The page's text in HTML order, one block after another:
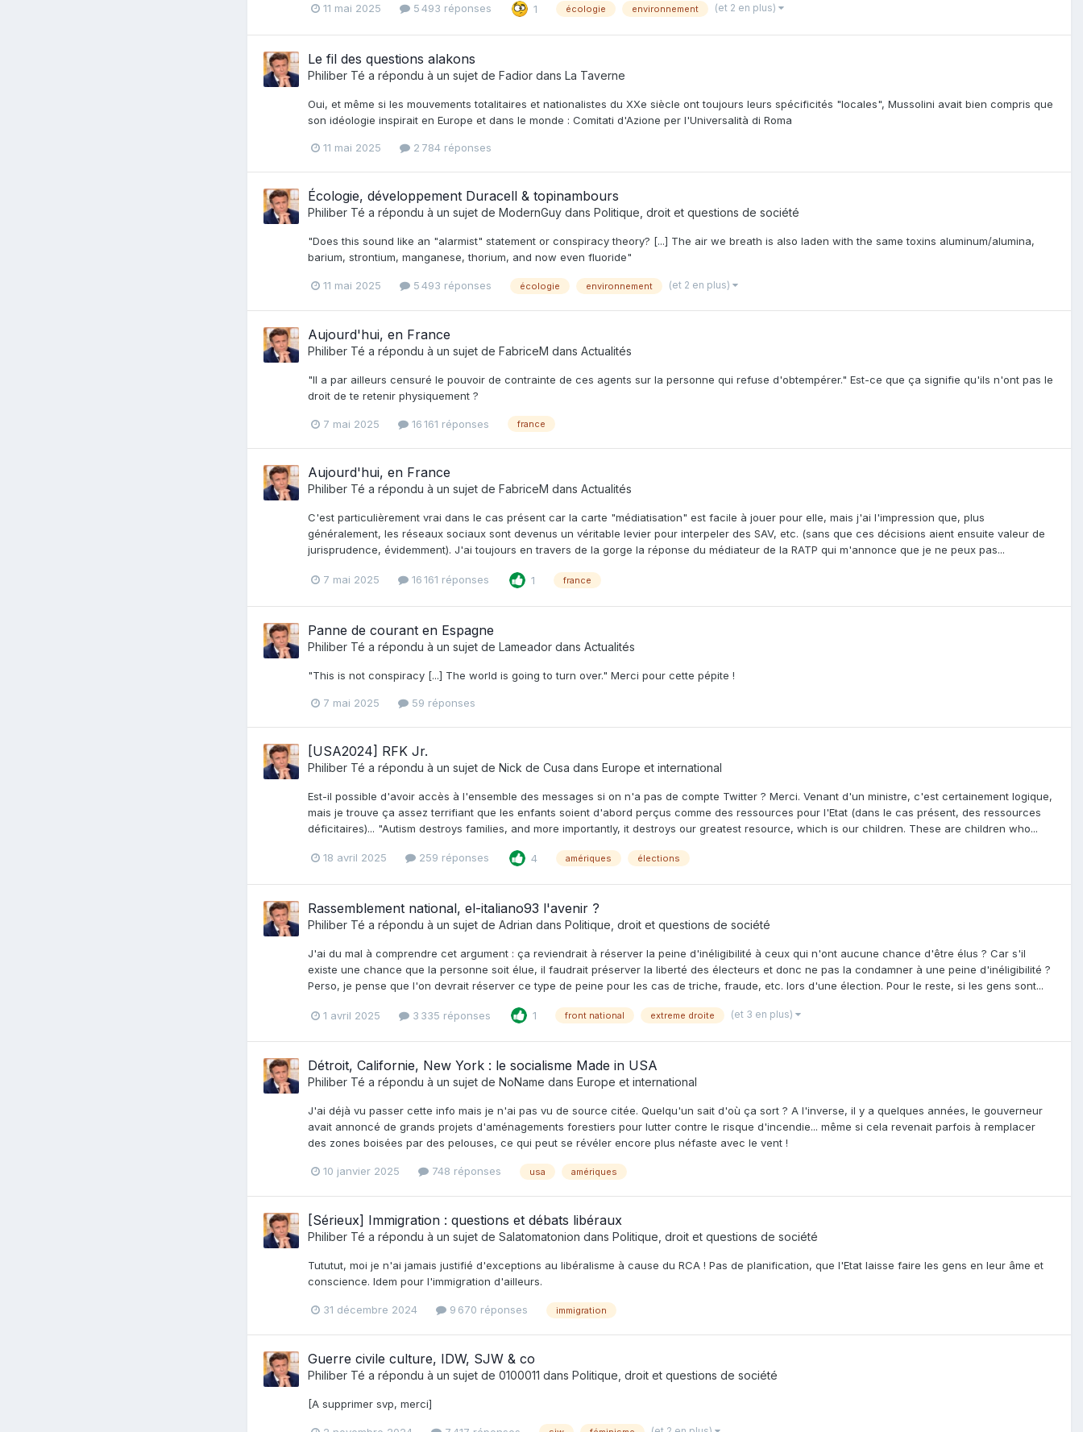
11 mai 2025 5 493 réponses 1 écologie environnement (et 2 en plus)
Le fil des questions alakons
Philiber Té a répondu à un sujet de Fadior dans La Taverne
Oui, et même si les mouvements totalitaires et nationalistes du XXe siècle ont toujours leurs spécificités "locales", Mussolini avait bien compris que
son idéologie inspirait en Europe et dans le monde : Comitati d'Azione per l'Universalità di Roma
11 mai 2025 2 784 réponses
Écologie, développement Duracell & topinambours
Philiber Té a répondu à un sujet de ModernGuy dans Politique, droit et questions de société
"Does this sound like an "alarmist" statement or conspiracy theory? [...] The air we breath is also laden with the same toxins aluminum/alumina,
barium, strontium, manganese, thorium, and now even fluoride"
11 mai 2025 5 493 réponses écologie environnement (et 2 en plus)
Aujourd'hui, en France
Philiber Té a répondu à un sujet de FabriceM dans Actualités
"Il a par ailleurs censuré le pouvoir de contrainte de ces agents sur la personne qui refuse d'obtempérer." Est-ce que ça signifie qu'ils n'ont pas le
droit de te retenir physiquement ?
7 mai 2025 16 161 réponses france
Aujourd'hui, en France
Philiber Té a répondu à un sujet de FabriceM dans Actualités
C'est particulièrement vrai dans le cas présent car la carte "médiatisation" est facile à jouer pour elle, mais j'ai l'impression que, plus
généralement, les réseaux sociaux sont devenus un véritable levier pour interpeler des SAV, etc. (sans que ces décisions aient ensuite valeur de
jurisprudence, évidemment). J'ai toujours en travers de la gorge la réponse du médiateur de la RATP qui m'annonce que je ne peux pas...
7 mai 2025 16 161 réponses 1 france
Panne de courant en Espagne
Philiber Té a répondu à un sujet de Lameador dans Actualités
"This is not conspiracy [...] The world is going to turn over." Merci pour cette pépite !
7 mai 2025 59 réponses
[USA2024] RFK Jr.
Philiber Té a répondu à un sujet de Nick de Cusa dans Europe et international
Est-il possible d'avoir accès à l'ensemble des messages si on n'a pas de compte Twitter ? Merci. Venant d'un ministre, c'est certainement logique,
mais je trouve ça assez terrifiant que les enfants soient d'abord perçus comme des ressources pour l'Etat (dans le cas présent, des ressources
déficitaires)... "Autism destroys families, and more importantly, it destroys our greatest resource, which is our children. These are children who...
18 avril 2025 259 réponses 4 amériques élections
Rassemblement national, el-italiano93 l'avenir ?
Philiber Té a répondu à un sujet de Adrian dans Politique, droit et questions de société
J'ai du mal à comprendre cet argument : ça reviendrait à réserver la peine d'inéligibilité à ceux qui n'ont aucune chance d'être élus ? Car s'il
existe une chance que la personne soit élue, il faudrait préserver la liberté des électeurs et donc ne pas la condamner à une peine d'inéligibilité ?
Perso, je pense que l'on devrait réserver ce type de peine pour les cas de triche, fraude, etc. lors d'une élection. Pour le reste, si les gens sont...
1 avril 2025 3 335 réponses 1 front national extreme droite (et 3 en plus)
Détroit, Californie, New York : le socialisme Made in USA
Philiber Té a répondu à un sujet de NoName dans Europe et international
J'ai déjà vu passer cette info mais je n'ai pas vu de source citée. Quelqu'un sait d'où ça sort ? A l'inverse, il y a quelques années, le gouverneur
avait annoncé de grands projets d'aménagements forestiers pour lutter contre le risque d'incendie... même si cela revenait parfois à remplacer
des zones boisées par des pelouses, ce qui peut se révéler encore plus néfaste avec le vent !
10 janvier 2025 748 réponses usa amériques
[Sérieux] Immigration : questions et débats libéraux
Philiber Té a répondu à un sujet de Salatomatonion dans Politique, droit et questions de société
Tututut, moi je n'ai jamais justifié d'exceptions au libéralisme à cause du RCA ! Pas de planification, que l'Etat laisse faire les gens en leur âme et
conscience. Idem pour l'immigration d'ailleurs.
31 décembre 2024 9 670 réponses immigration
Guerre civile culture, IDW, SJW & co
Philiber Té a répondu à un sujet de 0100011 dans Politique, droit et questions de société
[A supprimer svp, merci]